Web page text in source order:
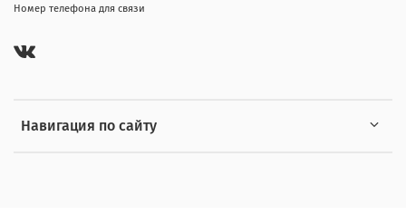
Навигация по сайту
Номер телефона для связи